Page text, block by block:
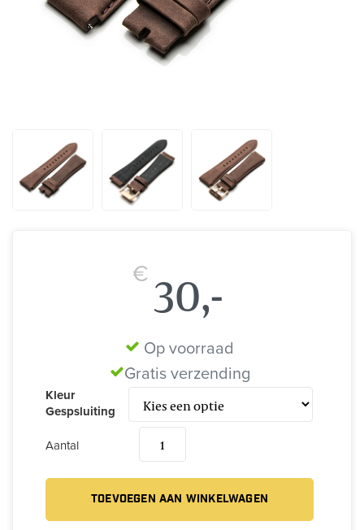
€ 30,-
Op voorraad
Gratis verzending
Kleur
Gespsluiting
Aantal
TOEVOEGEN AAN WINKELWAGEN